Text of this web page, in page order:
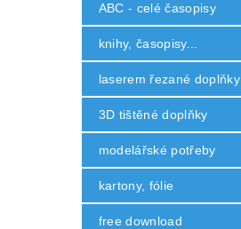
ABC - celé časopisy
knihy, časopisy...
laserem řezané doplňky
3D tištěné doplňky
modelářské potřeby
kartony, fólie
free download